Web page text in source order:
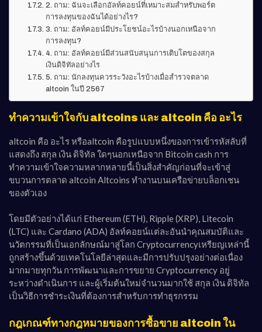
2. ถาม: ฉันจะเลือกอัลท์คอยน์ที่เหมาะสมสำหรับพอร์ต
การลงทุนของฉันได้อย่างไร?
3. ถาม: อัลท์คอยน์มีประโยชน์อะไรบ้างนอกเหนือจาก
การลงทุน?
4. ถาม: อัลท์คอยน์มีส่วนสนับสนุนการเติบโตของสกุล
เงินดิจิทัลอย่างไร
5. ถาม: นักลงทุนควรระวังอะไรบ้างเมื่อสำรวจตลาด
altcoin ในปี 2567
ทำความเข้าใจกับ altcoins และ altcoin คือ อะไร
altcoin คือ อะไร หรือaltcoin คือรูปแบบหนึ่งของการเข้ารหัสลับที่
แสดงถึง สกุล เงิน ดิจิทัล ใดๆนอกเหนือจาก Bitcoin cash การ
ทำความเข้าใจความหลากหลายนี้เป็นสิ่งสำคัญก่อนที่จะเข้าสู่
ขบวนการตลาด altcoin Altcoins ทำงานบนเครือข่ายบล็อกเชน
ของตัวเอง
โดยมีตัวอย่างได้แก่ Ethereum (ETH), Ripple (XRP), Litecoin
(LTC) และ Cardano (ADA) อัลท์คอยน์แต่ละอันนำคุณสมบัติและ
นวัตกรรมที่เป็นเอกลักษณ์มาสู่โลก Cryptocurrencyเหรียญเหล่านี้
ถูกสร้างขึ้นด้วยเทคโนโลยีล่าสุดและมีการปรับปรุงอย่างต่อเนื่อง
มากมายทุกวัน การพัฒนาและการขยาย Cryptocurrency อยู่
ระหว่างดำเนินการ และผู้เริ่มต้นใหม่จำนวนมากใช้ สกุล เงิน ดิจิทัล
เป็นวิธีการชำระเงินที่ต้องการสำหรับการทำธุรกรรม
กฎเกณฑ์ทางกฎหมายของการซื้อขาย altcoin ใน